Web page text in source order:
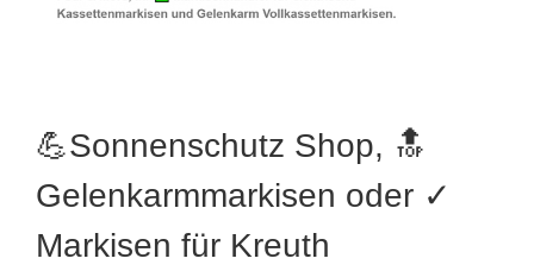
💪Sonnenschutz Shop, 🔝
Gelenkarmmarkisen oder ✓
Markisen für Kreuth